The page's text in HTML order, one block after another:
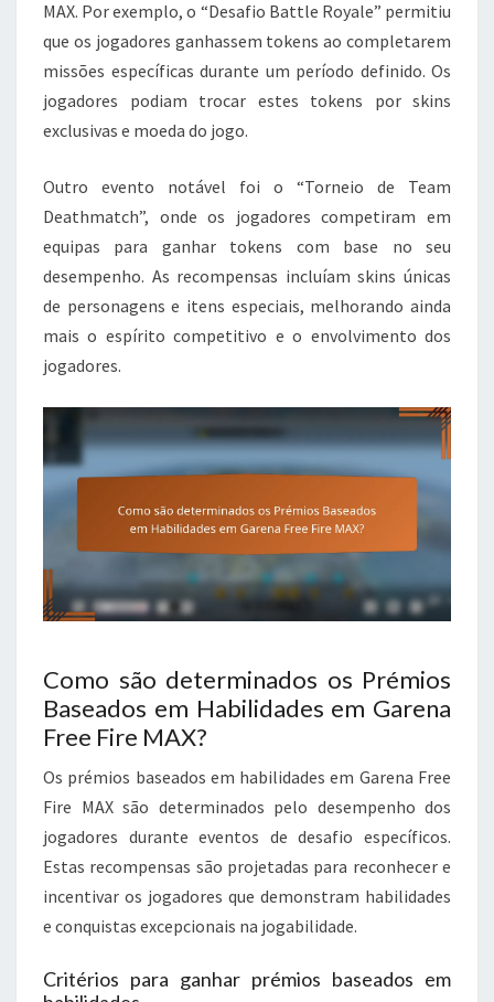
MAX. Por exemplo, o “Desafio Battle Royale” permitiu
que os jogadores ganhassem tokens ao completarem
missões específicas durante um período definido. Os
jogadores podiam trocar estes tokens por skins
exclusivas e moeda do jogo.
Outro evento notável foi o “Torneio de Team
Deathmatch”, onde os jogadores competiram em
equipas para ganhar tokens com base no seu
desempenho. As recompensas incluíam skins únicas
de personagens e itens especiais, melhorando ainda
mais o espírito competitivo e o envolvimento dos
jogadores.
Como são determinados os Prémios
Baseados em Habilidades em Garena
Free Fire MAX?
Os prémios baseados em habilidades em Garena Free
Fire MAX são determinados pelo desempenho dos
jogadores durante eventos de desafio específicos.
Estas recompensas são projetadas para reconhecer e
incentivar os jogadores que demonstram habilidades
e conquistas excepcionais na jogabilidade.
Critérios para ganhar prémios baseados em